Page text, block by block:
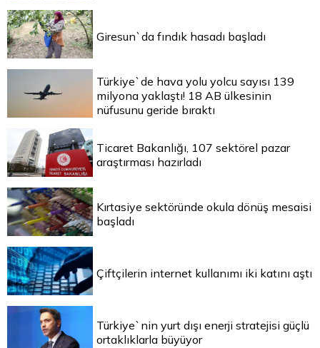
Giresun`da fındık hasadı başladı
Türkiye`de hava yolu yolcu sayısı 139
milyona yaklaştı! 18 AB ülkesinin
nüfusunu geride bıraktı
Ticaret Bakanlığı, 107 sektörel pazar
araştırması hazırladı
Kırtasiye sektöründe okula dönüş mesaisi
başladı
Çiftçilerin internet kullanımı iki katını aştı
Türkiye`nin yurt dışı enerji stratejisi güçlü
ortaklıklarla büyüyor